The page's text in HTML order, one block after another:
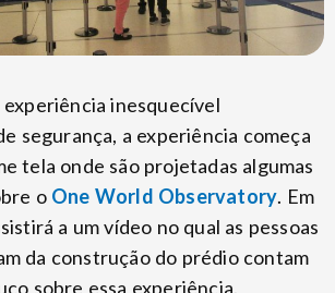
experiência inesquecível
segurança, a experiência começa
tela onde são projetadas algumas
o One World Observatory. Em
a um vídeo no qual as pessoas
da construção do prédio contam
sobre essa experiência.